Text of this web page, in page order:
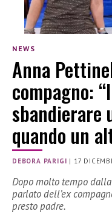
NEWS
Anna
compagno:
sbandierare
quando un
DEBORA PARIGI | 17
Dopo molto tempo
parlato dell’ex
presto padre.